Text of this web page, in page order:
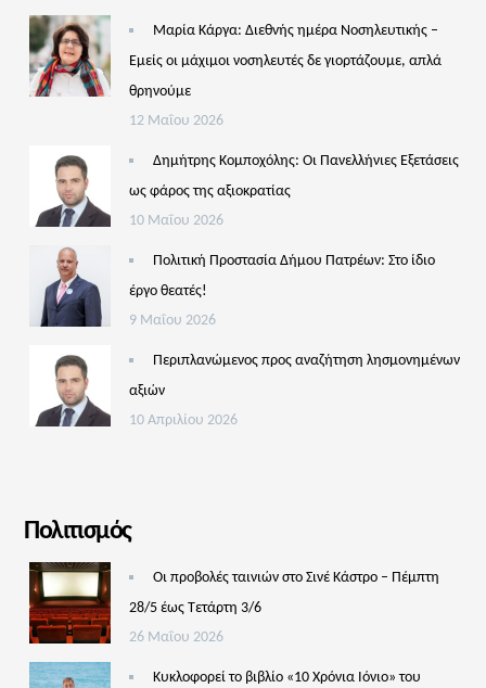
Μαρία Κάργα: Διεθνής ημέρα Νοσηλευτικής –
Εμείς οι μάχιμοι νοσηλευτές δε γιορτάζουμε, απλά
θρηνούμε
12 Μαΐου 2026
Δημήτρης Κομποχόλης: Οι Πανελλήνιες Εξετάσεις
ως φάρος της αξιοκρατίας
10 Μαΐου 2026
Πολιτική Προστασία Δήμου Πατρέων: Στο ίδιο
έργο θεατές!
9 Μαΐου 2026
Περιπλανώμενος προς αναζήτηση λησμονημένων
αξιών
10 Απριλίου 2026
Πολιτισμός
Οι προβολές ταινιών στο Σινέ Κάστρο – Πέμπτη
28/5 έως Τετάρτη 3/6
26 Μαΐου 2026
Κυκλοφορεί το βιβλίο «10 Χρόνια Ιόνιο» του